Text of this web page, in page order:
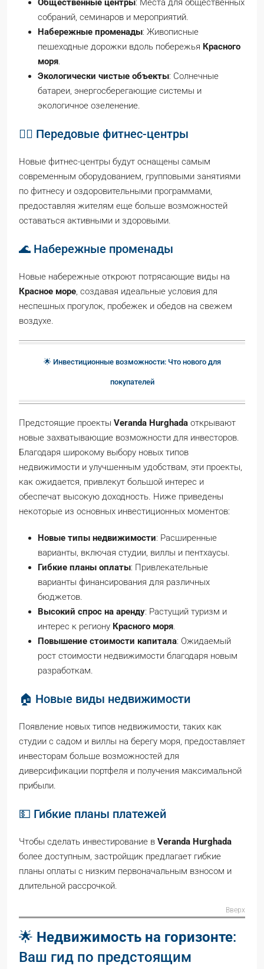
Общественные центры: Места для общественных
собраний, семинаров и мероприятий.
Набережные променады: Живописные
пешеходные дорожки вдоль побережья Красного
моря.
Экологически чистые объекты: Солнечные
батареи, энергосберегающие системы и
экологичное озеленение.
🏋️‍♂️ Передовые фитнес-центры
Новые фитнес-центры будут оснащены самым
современным оборудованием, групповыми занятиями
по фитнесу и оздоровительными программами,
предоставляя жителям еще больше возможностей
оставаться активными и здоровыми.
🌊 Набережные променады
Новые набережные откроют потрясающие виды на
Красное море, создавая идеальные условия для
неспешных прогулок, пробежек и обедов на свежем
воздухе.
🌟 Инвестиционные возможности: Что нового для
покупателей
Предстоящие проекты Veranda Hurghada открывают
новые захватывающие возможности для инвесторов.
Благодаря широкому выбору новых типов
недвижимости и улучшенным удобствам, эти проекты,
как ожидается, привлекут большой интерес и
обеспечат высокую доходность. Ниже приведены
некоторые из основных инвестиционных моментов:
Новые типы недвижимости: Расширенные
варианты, включая студии, виллы и пентхаусы.
Гибкие планы оплаты: Привлекательные
варианты финансирования для различных
бюджетов.
Высокий спрос на аренду: Растущий туризм и
интерес к региону Красного моря.
Повышение стоимости капитала: Ожидаемый
рост стоимости недвижимости благодаря новым
разработкам.
🏠 Новые виды недвижимости
Появление новых типов недвижимости, таких как
студии с садом и виллы на берегу моря, предоставляет
инвесторам больше возможностей для
диверсификации портфеля и получения максимальной
прибыли.
💵 Гибкие планы платежей
Чтобы сделать инвестирование в Veranda Hurghada
более доступным, застройщик предлагает гибкие
планы оплаты с низким первоначальным взносом и
длительной рассрочкой.
Вверх
🌟 Недвижимость на горизонте:
Ваш гид по предстоящим